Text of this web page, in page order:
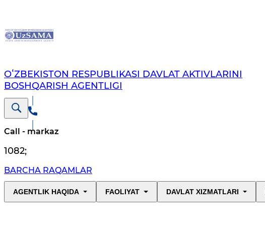
OʻZBEKISTON RESPUBLIKASI DAVLAT AKTIVLARINI
BOSHQARISH AGENTLIGI
Call - markaz
1082;
BARCHA RAQAMLAR
AGENTLIK HAQIDA FAOLIYAT DAVLAT XIZMATLARI